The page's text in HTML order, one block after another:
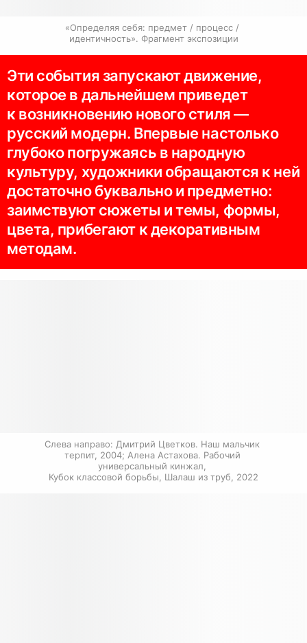
«Определяя себя: предмет / процесс /
идентичность». Фрагмент экспозиции
Эти события запускают движение,
которое в дальнейшем приведет
к возникновению нового стиля —
русский модерн. Впервые настолько
глубоко погружаясь в народную
культуру, художники обращаются к ней
достаточно буквально и предметно:
заимствуют сюжеты и темы, формы,
цвета, прибегают к декоративным
методам.
Слева направо: Дмитрий Цветков. Наш мальчик
терпит, 2004; Алена Астахова. Рабочий
универсальный кинжал,
Кубок классовой борьбы, Шалаш из труб, 2022